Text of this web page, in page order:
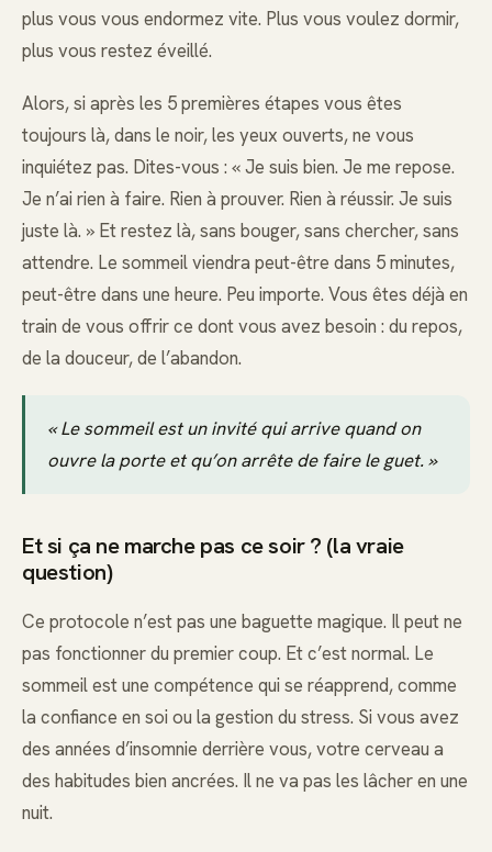
plus vous vous endormez vite. Plus vous voulez dormir,
plus vous restez éveillé.
Alors, si après les 5 premières étapes vous êtes
toujours là, dans le noir, les yeux ouverts, ne vous
inquiétez pas. Dites-vous : « Je suis bien. Je me repose.
Je n’ai rien à faire. Rien à prouver. Rien à réussir. Je suis
juste là. » Et restez là, sans bouger, sans chercher, sans
attendre. Le sommeil viendra peut-être dans 5 minutes,
peut-être dans une heure. Peu importe. Vous êtes déjà en
train de vous offrir ce dont vous avez besoin : du repos,
de la douceur, de l’abandon.
« Le sommeil est un invité qui arrive quand on
ouvre la porte et qu’on arrête de faire le guet. »
Et si ça ne marche pas ce soir ? (la vraie
question)
Ce protocole n’est pas une baguette magique. Il peut ne
pas fonctionner du premier coup. Et c’est normal. Le
sommeil est une compétence qui se réapprend, comme
la confiance en soi ou la gestion du stress. Si vous avez
des années d’insomnie derrière vous, votre cerveau a
des habitudes bien ancrées. Il ne va pas les lâcher en une
nuit.